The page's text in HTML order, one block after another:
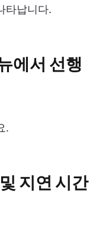
타납니다.
에서 선행
.
지연 시간